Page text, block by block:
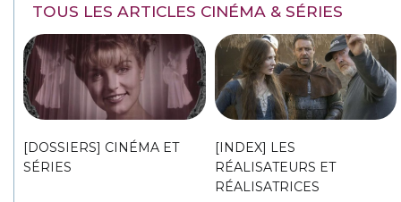
TOUS LES ARTICLES CINÉMA & SÉRIES
[DOSSIERS] CINÉMA ET
SÉRIES
[INDEX] LES
RÉALISATEURS ET
RÉALISATRICES